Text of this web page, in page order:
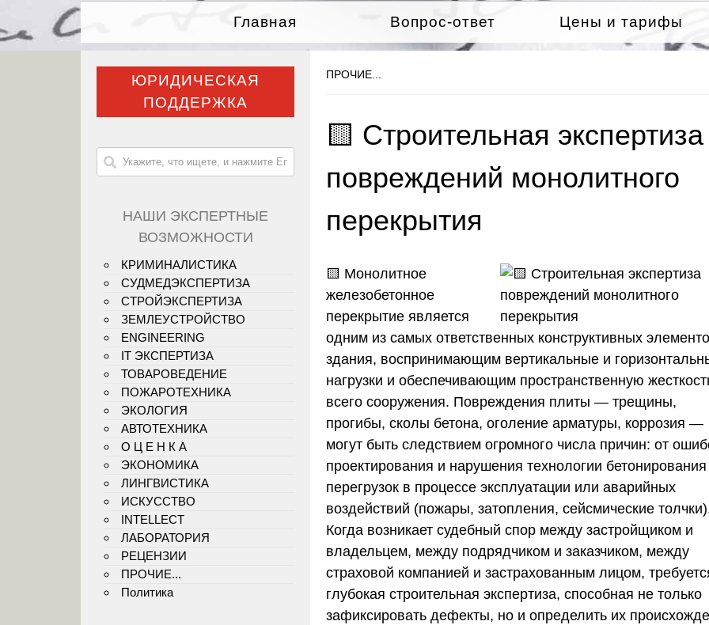
Главная Вопрос-ответ Цены и тарифы
ПРОЧИЕ...
🟨 Строительная экспертиза
повреждений монолитного
перекрытия
🟨 Монолитное
железобетонное
перекрытие является
одним из самых ответственных конструктивных
здания, воспринимающим вертикальные и
нагрузки и обеспечивающим пространственную
всего сооружения. Повреждения плиты — трещины,
прогибы, сколы бетона, оголение арматуры, коррозия —
могут быть следствием огромного числа причин: от
проектирования и нарушения технологии
перегрузок в процессе эксплуатации или аварийных
воздействий (пожары, затопления, сейсмические
Когда возникает судебный спор между застройщиком и
владельцем, между подрядчиком и заказчиком, между
страховой компанией и застрахованным лицом,
глубокая строительная экспертиза, способная не только
зафиксировать дефекты, но и определить их
ЮРИДИЧЕСКАЯ
ПОДДЕРЖКА
НАШИ ЭКСПЕРТНЫЕ
ВОЗМОЖНОСТИ
КРИМИНАЛИСТИКА
СУДМЕДЭКСПЕРТИЗА
СТРОЙЭКСПЕРТИЗА
ЗЕМЛЕУСТРОЙСТВО
ENGINEERING
IT ЭКСПЕРТИЗА
ТОВАРОВЕДЕНИЕ
ПОЖАРОТЕХНИКА
ЭКОЛОГИЯ
АВТОТЕХНИКА
О Ц Е Н К А
ЭКОНОМИКА
ЛИНГВИСТИКА
ИСКУССТВО
INTELLECT
ЛАБОРАТОРИЯ
РЕЦЕНЗИИ
ПРОЧИЕ...
Политика